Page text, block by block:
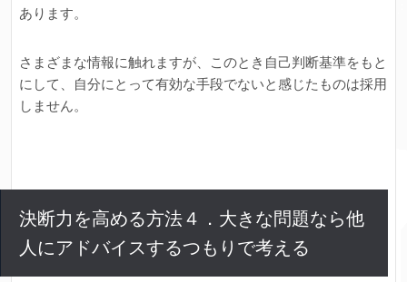
あります。
さまざまな情報に触れますが、このとき自己判断基準をもと
にして、自分にとって有効な手段でないと感じたものは採用
しません。
決断力を高める方法４．大きな問題なら他
人にアドバイスするつもりで考える